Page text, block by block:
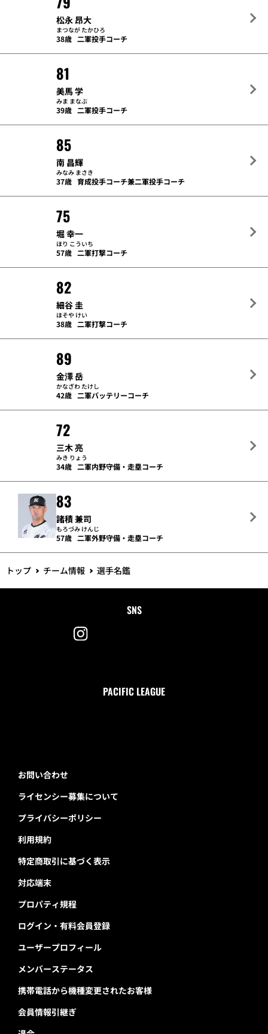
松永 昂大
まつなが たかひろ
38歳 二軍投手コーチ
81
美馬 学
みま まなぶ
39歳 二軍投手コーチ
85
南 昌輝
みなみ まさき
37歳 育成投手コーチ兼二軍投手コーチ
75
堀 幸一
ほり こういち
57歳 二軍打撃コーチ
82
細谷 圭
ほそや けい
38歳 二軍打撃コーチ
89
金澤 岳
かなざわ たけし
42歳 二軍バッテリーコーチ
72
三木 亮
みき りょう
34歳 二軍内野守備・走塁コーチ
83
諸積 兼司
もろづみ けんじ
57歳 二軍外野守備・走塁コーチ
トップ チーム情報 選手名鑑
SNS
PACIFIC LEAGUE
お問い合わせ
ライセンシー募集について
プライバシーポリシー
利用規約
特定商取引に基づく表示
対応端末
プロパティ規程
ログイン・有料会員登録
ユーザープロフィール
メンバーステータス
携帯電話から機種変更されたお客様
会員情報引継ぎ